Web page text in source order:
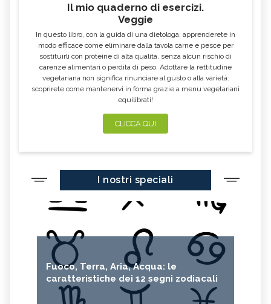
Il mio quaderno di esercizi.
Veggie
In questo libro, con la guida di una dietologa, apprenderete in
modo efficace come eliminare dalla tavola carne e pesce per
sostituirli con proteine di alta qualità, senza alcun rischio di
carenze alimentari o perdita di peso. Adottare la rettitudine
vegetariana non significa rinunciare al gusto o alla varietà:
scoprirete come mantenervi in forma grazie a menu vegetariani
equilibrati!
CLICCA QUI
I nostri speciali
Fuoco, Terra, Aria, Acqua: le
caratteristiche dei 12 segni zodiacali